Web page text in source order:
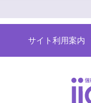
サイト利用案内